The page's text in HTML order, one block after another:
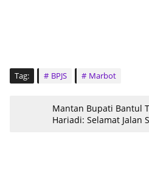
Tag: BPJS Marbot
Mantan Bupati Bantul
Hariadi: Selamat Jalan